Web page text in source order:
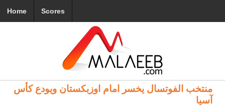
Home Scores
منتخب الفوتسال يخسر امام اوزبكستان ويودع كأس
آسيا